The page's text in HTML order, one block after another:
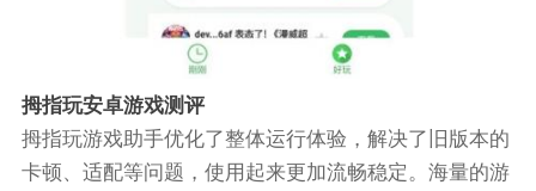
拇指玩安卓游戏测评
拇指玩游戏助手优化了整体运行体验，解决了旧版本的
卡顿、适配等问题，使用起来更加流畅稳定。海量的游